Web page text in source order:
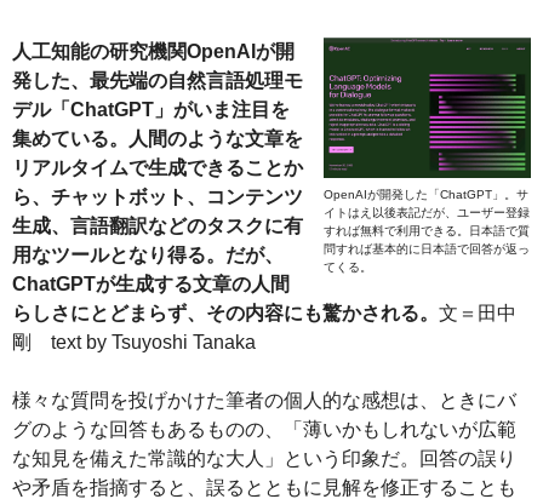
OpenAIが開発した「ChatGPT」。サ
イトはえ以後表記だが、ユーザー登録
すれば無料で利用できる。日本語で質
問すれば基本的に日本語で回答が返っ
てくる。
人工知能の研究機関OpenAIが開
発した、最先端の自然言語処理モ
デル「ChatGPT」がいま注目を
集めている。人間のような文章を
リアルタイムで生成できることか
ら、チャットボット、コンテンツ
生成、言語翻訳などのタスクに有
用なツールとなり得る。だが、
ChatGPTが生成する文章の人間
らしさにとどまらず、その内容にも驚かされる。 文＝田中
剛 text by Tsuyoshi Tanaka
様々な質問を投げかけた筆者の個人的な感想は、ときにバ
グのような回答もあるものの、「薄いかもしれないが広範
な知見を備えた常識的な大人」という印象だ。回答の誤り
や矛盾を指摘すると、誤るとともに見解を修正することも